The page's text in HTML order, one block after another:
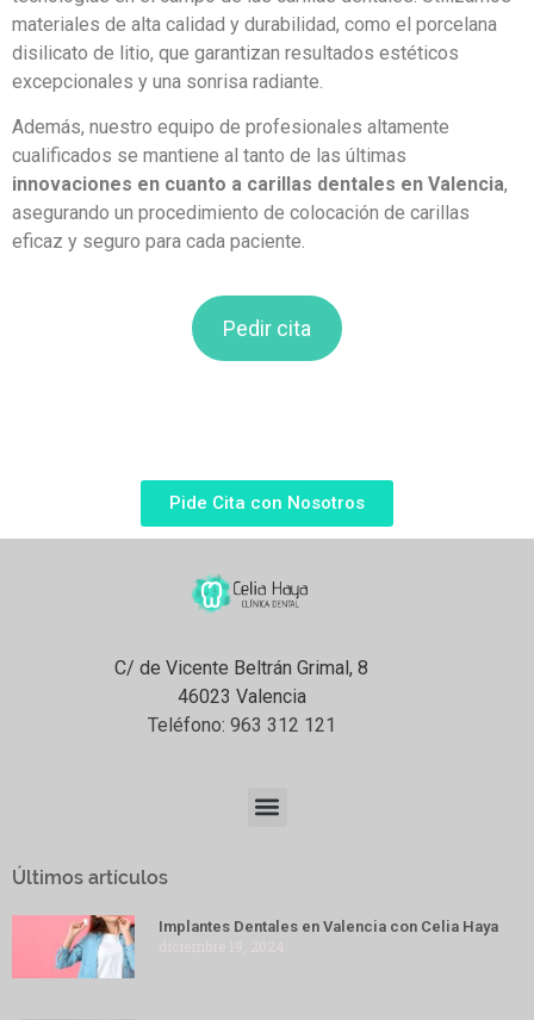
materiales de alta calidad y durabilidad, como el porcelana
disilicato de litio, que garantizan resultados estéticos
excepcionales y una sonrisa radiante.
Además, nuestro equipo de profesionales altamente
cualificados se mantiene al tanto de las últimas
innovaciones en cuanto a carillas dentales en Valencia,
asegurando un procedimiento de colocación de carillas
eficaz y seguro para cada paciente.
Pedir cita
Pide Cita con Nosotros
C/ de Vicente Beltrán Grimal, 8
46023 Valencia
Teléfono: 963 312 121
Últimos artículos
Implantes Dentales en Valencia con Celia Haya